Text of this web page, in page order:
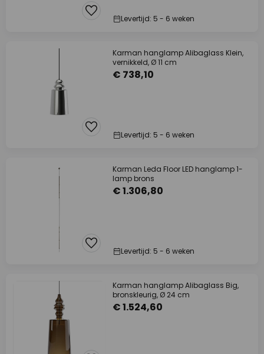
Levertijd: 5 - 6 weken
Karman hanglamp Alibaglass Klein,
vernikkeld, Ø 11 cm
€ 738,10
Levertijd: 5 - 6 weken
Karman Leda Floor LED hanglamp 1-
lamp brons
€ 1.306,80
Levertijd: 5 - 6 weken
Karman hanglamp Alibaglass Big,
bronskleurig, Ø 24 cm
€ 1.524,60